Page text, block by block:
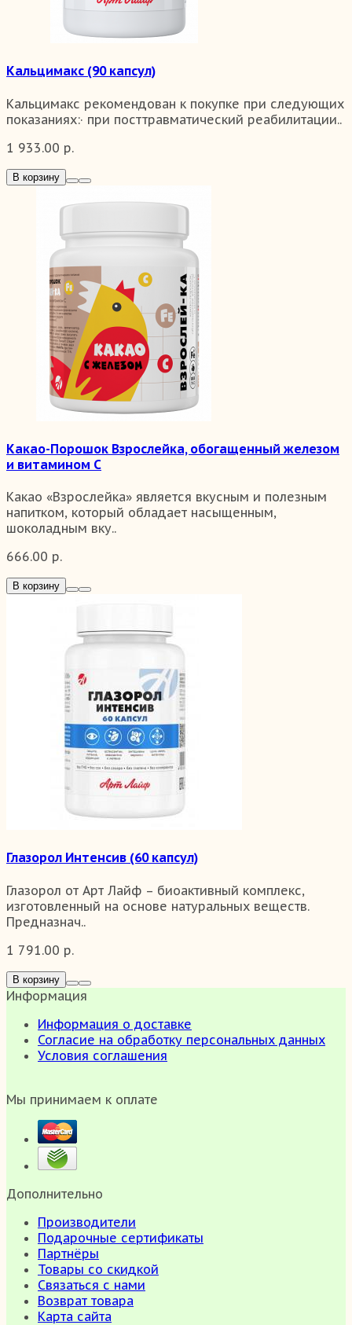
Кальцимакс (90 капсул)
Кальцимакс рекомендован к покупке при следующих
показаниях:· при посттравматический реабилитации..
1 933.00 р.
В корзину
Какао-Порошок Взрослейка, обогащенный железом
и витамином С
Какао «Взрослейка» является вкусным и полезным
напитком, который обладает насыщенным,
шоколадным вку..
666.00 р.
В корзину
Глазорол Интенсив (60 капсул)
Глазорол от Арт Лайф – биоактивный комплекс,
изготовленный на основе натуральных веществ.
Предназнач..
1 791.00 р.
В корзину
Информация
Информация о доставке
Согласие на обработку персональных данных
Условия соглашения
Мы принимаем к оплате
Дополнительно
Производители
Подарочные сертификаты
Партнёры
Товары со скидкой
Связаться с нами
Возврат товара
Карта сайта